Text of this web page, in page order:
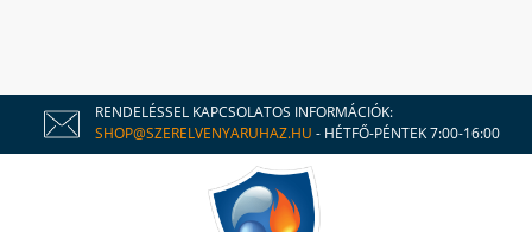
RENDELÉSSEL KAPCSOLATOS INFORMÁCIÓK:
SHOP@SZERELVENYARUHAZ.HU - HÉTFŐ-PÉNTEK 7:00-16:00